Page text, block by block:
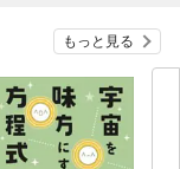
もっと見る